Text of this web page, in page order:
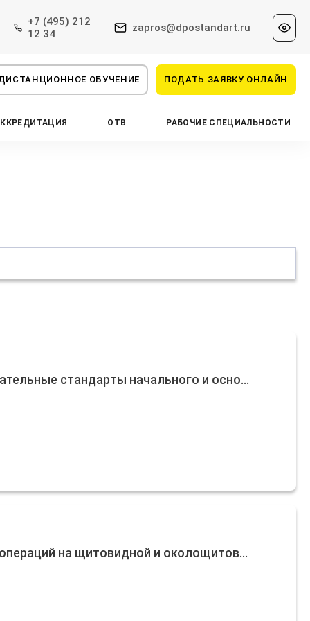
+7 (495) 212
12 34
zapros@dpostandart.ru
ОБУЧЕНИЕ ПОДАТЬ ЗАЯВКУ ОНЛАЙН
ОТВ РАБОЧИЕ СПЕЦИАЛЬНОСТИ
стандарты начального и осно...
на щитовидной и околощитов...